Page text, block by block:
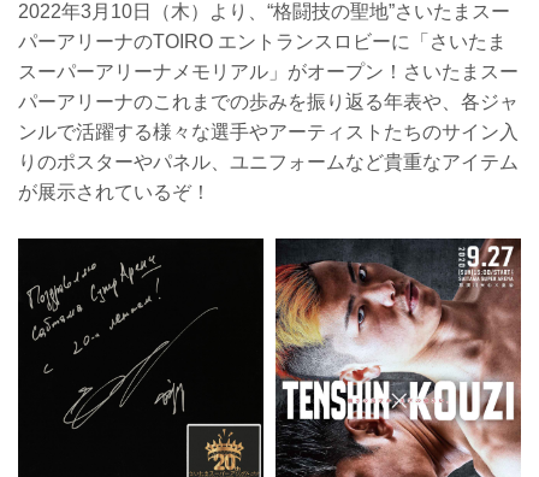
2022年3月10日（木）より、“格闘技の聖地”さいたまスー
パーアリーナのTOIRO エントランスロビーに「さいたま
スーパーアリーナメモリアル」がオープン！さいたまスー
パーアリーナのこれまでの歩みを振り返る年表や、各ジャ
ンルで活躍する様々な選手やアーティストたちのサイン入
りのポスターやパネル、ユニフォームなど貴重なアイテム
が展示されているぞ！